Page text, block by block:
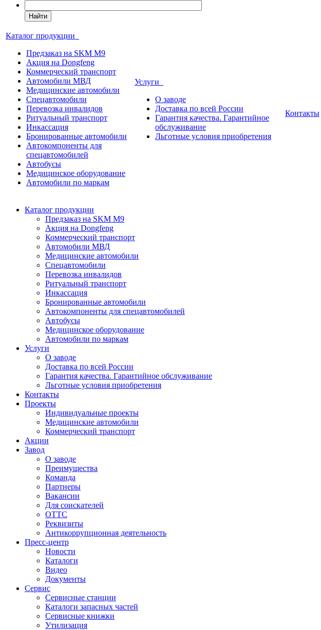
Найти
Каталог продукции
Предзаказ на SKM M9
Акция на Dongfeng
Коммерческий транспорт
Автомобили МВД
Медицинские автомобили
Спецавтомобили
Перевозка инвалидов
Ритуальный транспорт
Инкассация
Бронированные автомобили
Автокомпоненты для
спецавтомобилей
Автобусы
Медицинское оборудование
Автомобили по маркам
Услуги
О заводе
Доставка по всей России
Гарантия качества. Гарантийное
обслуживание
Льготные условия приобретения
Контакты
Каталог продукции
Предзаказ на SKM M9
Акция на Dongfeng
Коммерческий транспорт
Автомобили МВД
Медицинские автомобили
Спецавтомобили
Перевозка инвалидов
Ритуальный транспорт
Инкассация
Бронированные автомобили
Автокомпоненты для спецавтомобилей
Автобусы
Медицинское оборудование
Автомобили по маркам
Услуги
О заводе
Доставка по всей России
Гарантия качества. Гарантийное обслуживание
Льготные условия приобретения
Контакты
Проекты
Индивидуальные проекты
Медицинские автомобили
Коммерческий транспорт
Акции
Завод
О заводе
Преимущества
Команда
Партнеры
Вакансии
Для соискателей
ОТТС
Реквизиты
Антикоррупционная деятельность
Пресс-центр
Новости
Каталоги
Видео
Документы
Сервис
Сервисные станции
Каталоги запасных частей
Сервисные книжки
Утилизация